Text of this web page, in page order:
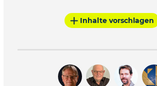
Inhalte vorschlagen